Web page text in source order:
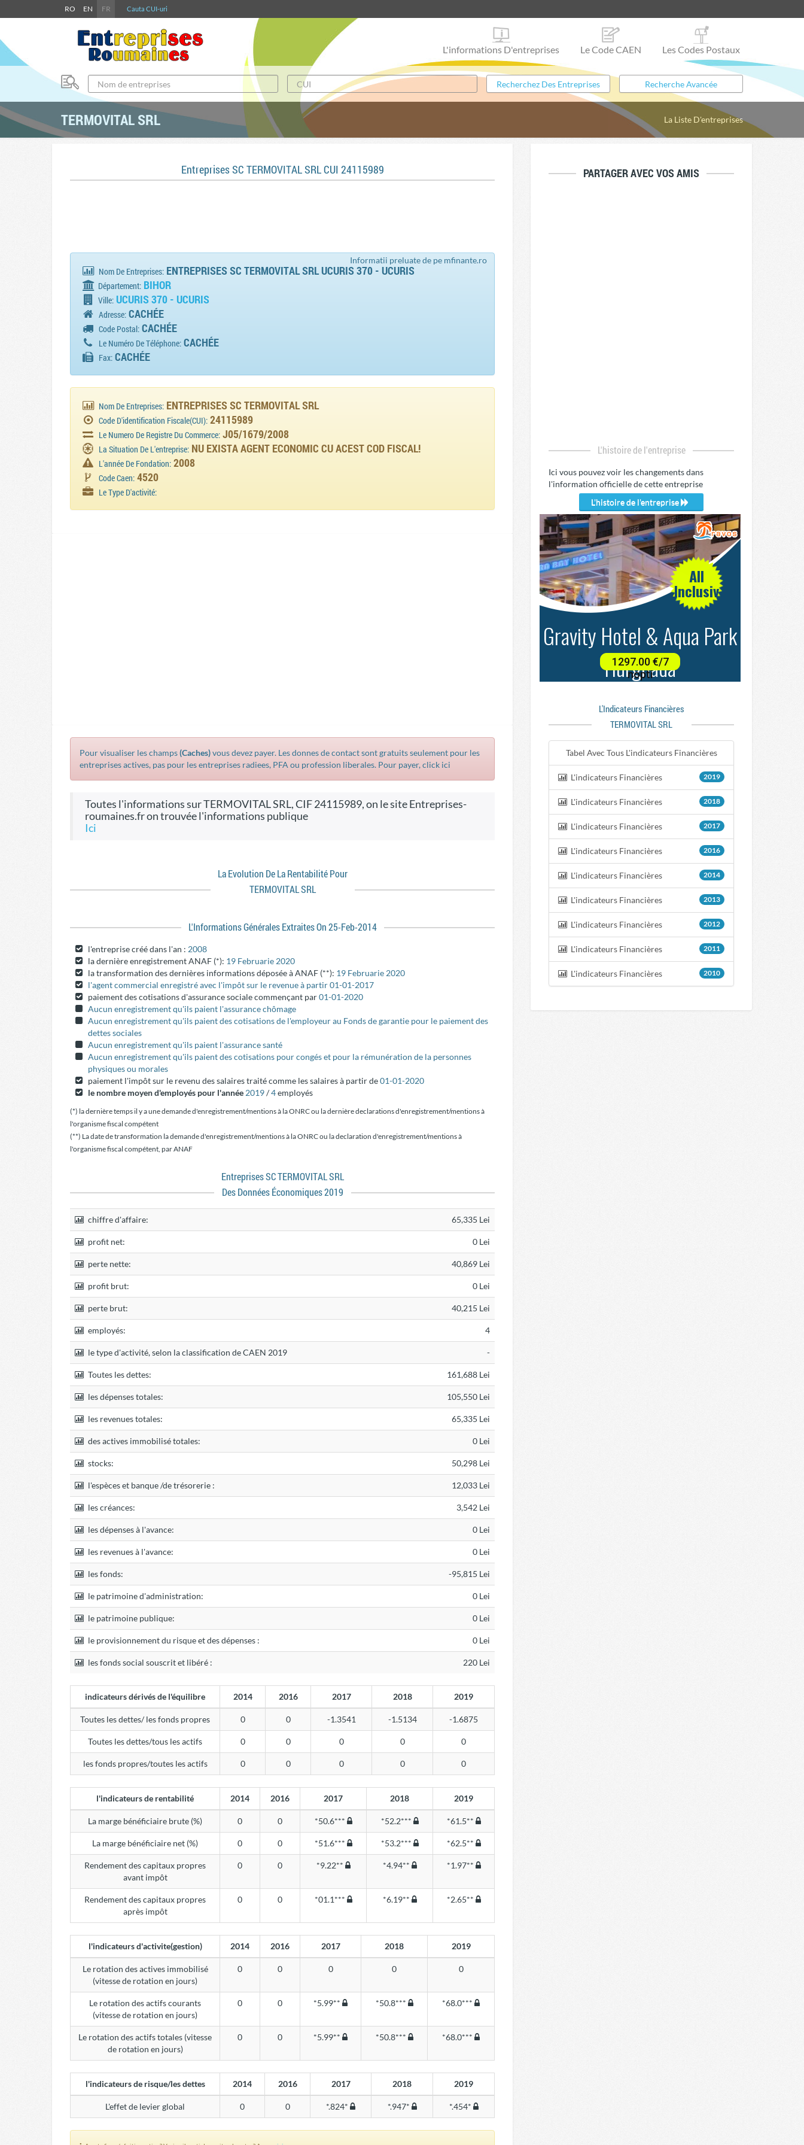
RO EN FR Cauta CUI-uri
L'informations D'entreprises Le Code CAEN Les Codes Postaux
TERMOVITAL SRL La Liste D'entreprises
Entreprises SC TERMOVITAL SRL CUI 24115989
Informatii preluate de pe mfinante.ro
Nom De Entreprises: ENTREPRISES SC TERMOVITAL SRL UCURIS 370 - UCURIS
Département: BIHOR
Ville: UCURIS 370 - UCURIS
Adresse: CACHÉE
Code Postal: CACHÉE
Le Numéro De Téléphone: CACHÉE
Fax: CACHÉE
Nom De Entreprises: ENTREPRISES SC TERMOVITAL SRL
Code D'identification Fiscale(CUI): 24115989
Le Numero De Registre Du Commerce: J05/1679/2008
La Situation De L'entreprise: NU EXISTA AGENT ECONOMIC CU ACEST COD FISCAL!
L'année De Fondation: 2008
Code Caen: 4520
Le Type D'activité:
pour visualiser les champs(Caches)vous devez payer. Les donnes de contact sont gratuits seulement pour les
entreprises actives, pas pour les entreprises radiees, PFA ou profession liberales. Pour payer, click ici
toutes l'informations sur TERMOVITAL SRL, CIF 24115989, on le site Entreprises-
roumaines.fr on trouvée l'informations publique
ici
La Evolution De La Rentabilité Pour
TERMOVITAL SRL
L'informations Générales Extraites On 25-Feb-2014
l'entreprise créé dans l'an : 2008
la dernière enregistrement ANAF (*): 19 Februarie 2020
la transformation des dernières informations déposée à ANAF (**): 19 Februarie 2020
l'agent commercial enregistré avec l'impôt sur le revenue à partir 01-01-2017
paiement des cotisations d'assurance sociale commençant par01-01-2020
Aucun enregistrement qu'ils paient l'assurance chômage
Aucun enregistrement qu'ils paient des cotisations de l'employeur au Fonds de garantie pour le paiement des
dettes sociales
Aucun enregistrement qu'ils paient l'assurance santé
Aucun enregistrement qu'ils paient des cotisations pour congés et pour la rémunération de la personnes
physiques ou morales
paiement l'impôt sur le revenu des salaires traité comme les salaires à partir de01-01-2020
le nombre moyen d'employés pour l'année 2019/4employés
(*) la dernière temps il y a une demande d'enregistrement/mentions à la ONRC ou la dernière declarations d'enregistrement/mentions à
l'organisme fiscal compétent
(**) La date de transformation la demande d'enregistrement/mentions à la ONRC ou la declaration d'enregistrement/mentions à
l'organisme fiscal compétent, par ANAF
Entreprises SC TERMOVITAL SRL
Des Données Économiques 2019
chiffre d'affaire: 65,335 Lei
profit net: 0 Lei
perte nette: 40,869 Lei
profit brut: 0 Lei
perte brut: 40,215 Lei
employés: 4
le type d'activité, selon la classification de CAEN 2019 -
Toutes les dettes: 161,688 Lei
les dépenses totales: 105,550 Lei
les revenues totales: 65,335 Lei
des actives immobilisé totales: 0 Lei
stocks: 50,298 Lei
l'espèces et banque /de trésorerie : 12,033 Lei
les créances: 3,542 Lei
les dépenses à l'avance: 0 Lei
les revenues à l'avance: 0 Lei
les fonds: -95,815 Lei
le patrimoine d'administration: 0 Lei
le patrimoine publique: 0 Lei
le provisionnement du risque et des dépenses : 0 Lei
les fonds social souscrit et libéré : 220 Lei
indicateurs dérivés de l'équilibre 2014 2016 2017 2018 2019
Toutes les dettes/ les fonds propres 0 0 -1.3541 -1.5134 -1.6875
Toutes les dettes/tous les actifs 0 0 0 0 0
les fonds propres/toutes les actifs 0 0 0 0 0
l'indicateurs de rentabilité 2014 2016 2017 2018 2019
La marge bénéficiaire brute (%) 0 0 *50.6*** *52.2*** *61.5**
La marge bénéficiaire net (%) 0 0 *51.6*** *53.2*** *62.5**
Rendement des capitaux propres
avant impôt
0 0 *9.22** *4.94** *1.97**
Rendement des capitaux propres
après impôt
0 0 *01.1*** *6.19** *2.65**
l'indicateurs d'activite(gestion) 2014 2016 2017 2018 2019
Le rotation des actives immobilisé
(vitesse de rotation en jours)
0 0 0 0 0
Le rotation des actifs courants
(vitesse de rotation en jours)
0 0 *5.99** *50.8*** *68.0***
Le rotation des actifs totales (vitesse
de rotation en jours)
0 0 *5.99** *50.8*** *68.0***
l'indicateurs de risque/les dettes 2014 2016 2017 2018 2019
L'effet de levier global 0 0 *.824* *.947* *.454*
PARTAGER AVEC VOS AMIS
L'histoire de l'entreprise
Ici vous pouvez voir les changements dans
l'information officielle de cette entreprise
L'histoire de l'entreprise
L'indicateurs Financières
TERMOVITAL SRL
Tabel Avec Tous L'indicateurs Financières
L'indicateurs Financières 2019
L'indicateurs Financières 2018
L'indicateurs Financières 2017
L'indicateurs Financières 2016
L'indicateurs Financières 2014
L'indicateurs Financières 2013
L'indicateurs Financières 2012
L'indicateurs Financières 2011
L'indicateurs Financières 2010